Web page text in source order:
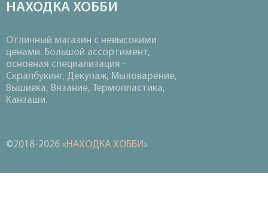
НАХОДКА ХОББИ
Отличный магазин с невысокими
ценами. Большой ассортимент,
основная специализация -
Скрапбукинг, Декупаж, Мыловарение,
Вышивка, Вязание, Термопластика,
Канзаши.
©2018-2026 «НАХОДКА ХОББИ»